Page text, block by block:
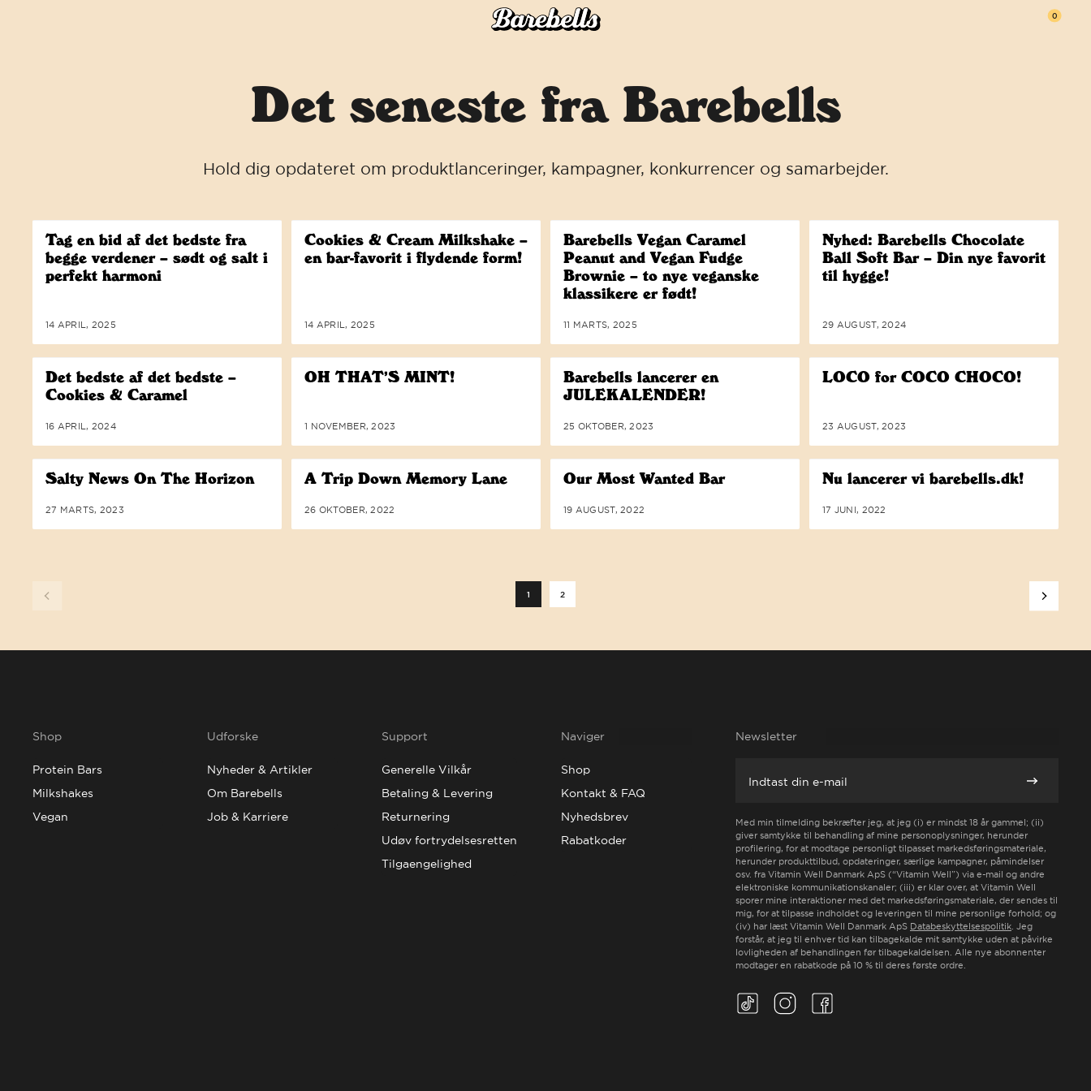
0
Det seneste fra Barebells
Hold dig opdateret om produktlanceringer, kampagner, konkurrencer og samarbejder.
Tag en bid af det bedste fra
begge verdener – sødt og salt i
perfekt harmoni
14 APRIL, 2025
Cookies & Cream Milkshake –
en bar-favorit i flydende form!
14 APRIL, 2025
Barebells Vegan Caramel
Peanut and Vegan Fudge
Brownie – to nye veganske
klassikere er født!
11 MARTS, 2025
Nyhed: Barebells Chocolate
Ball Soft Bar – Din nye favorit
til hygge!
29 AUGUST, 2024
Det bedste af det bedste –
Cookies & Caramel
16 APRIL, 2024
OH THAT’S MINT!
1 NOVEMBER, 2023
Barebells lancerer en
JULEKALENDER!
25 OKTOBER, 2023
LOCO for COCO CHOCO!
23 AUGUST, 2023
Salty News On The Horizon
27 MARTS, 2023
A Trip Down Memory Lane
26 OKTOBER, 2022
Our Most Wanted Bar
19 AUGUST, 2022
Nu lancerer vi barebells.dk!
17 JUNI, 2022
Indlægsinddeling
1 2 Next page
Shop
Protein Bars
Milkshakes
Vegan
Udforske
Nyheder & Artikler
Om Barebells
Job & Karriere
Support
Generelle Vilkår
Betaling & Levering
Returnering
Udøv fortrydelsesretten
Tilgaengelighed
Naviger
Shop
Kontakt & FAQ
Nyhedsbrev
Rabatkoder
Newsletter
Med min tilmelding bekræfter jeg, at jeg (i) er mindst 18 år gammel; (ii)
giver samtykke til behandling af mine personoplysninger, herunder
profilering, for at modtage personligt tilpasset markedsføringsmateriale,
herunder produkttilbud, opdateringer, særlige kampagner, påmindelser
osv. fra Vitamin Well Danmark ApS (“Vitamin Well”) via e-mail og andre
elektroniske kommunikationskanaler; (iii) er klar over, at Vitamin Well
sporer mine interaktioner med det markedsføringsmateriale, der sendes til
mig, for at tilpasse indholdet og leveringen til mine personlige forhold; og
(iv) har læst Vitamin Well Danmark ApS Databeskyttelsespolitik. Jeg
forstår, at jeg til enhver tid kan tilbagekalde mit samtykke uden at påvirke
lovligheden af behandlingen før tilbagekaldelsen. Alle nye abonnenter
modtager en rabatkode på 10 % til deres første ordre.
TikTok(Opens in a new tab)
Instagram(Opens in a new tab)
Facebook(Opens in a new tab)
BAREBELLS ER FORPLIGTET TIL TILGÆNGELIGHED. DEN FORPLIGTELSE BETYDER, AT VI OMFAVNER